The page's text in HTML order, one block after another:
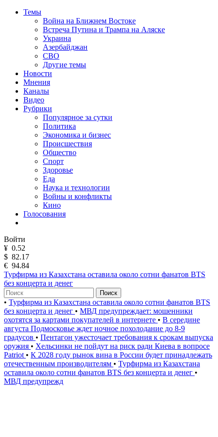
Темы
Война на Ближнем Востоке
Встреча Путина и Трампа на Аляске
Украина
Азербайджан
СВО
Другие темы
Новости
Мнения
Каналы
Видео
Рубрики
Популярное за сутки
Политика
Экономика и бизнес
Происшествия
Общество
Спорт
Здоровье
Еда
Наука и технологии
Войны и конфликты
Кино
Голосования
Войти
¥ 0.52
$ 82.17
€ 94.84
Турфирма из Казахстана оставила около сотни фанатов BTS
без концерта и денег
Поиск
• Турфирма из Казахстана оставила около сотни фанатов BTS
без концерта и денег • МВД предупреждает: мошенники
охотятся за картами покупателей в интернете • В середине
августа Подмосковье ждет ночное похолодание до 8-9
градусов • Пентагон ужесточает требования к срокам выпуска
оружия • Хельсинки не пойдут на риск ради Киева в вопросе
Patriot • К 2028 году рынок вина в России будет принадлежать
отечественным производителям • Турфирма из Казахстана
оставила около сотни фанатов BTS без концерта и денег •
МВД предупрежд